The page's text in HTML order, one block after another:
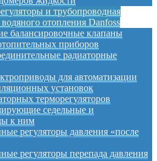
и трубопроводная
отопления Danfoss
балансировочные клапаны
приборов
радиаторные
для автоматизации
установок
терморегуляторов
седельные и
к ним
регуляторы давления «после
регуляторы перепада давления